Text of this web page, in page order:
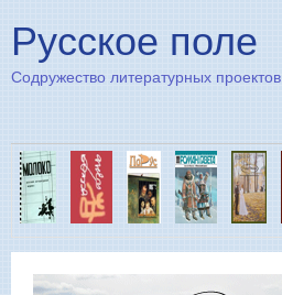
Русское поле
Содружество литературных проектов